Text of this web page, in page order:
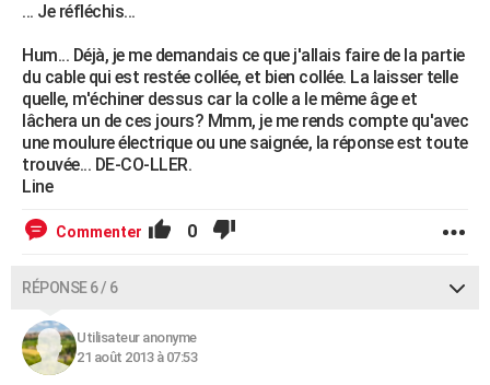
... Je réfléchis...
Hum... Déjà, je me demandais ce que j'allais faire de la partie
du cable qui est restée collée, et bien collée. La laisser telle
quelle, m'échiner dessus car la colle a le même âge et
lâchera un de ces jours? Mmm, je me rends compte qu'avec
une moulure électrique ou une saignée, la réponse est toute
trouvée... DE-CO-LLER.
Line
Commenter 0
RÉPONSE 6 / 6
Utilisateur anonyme
21 août 2013 à 07:53